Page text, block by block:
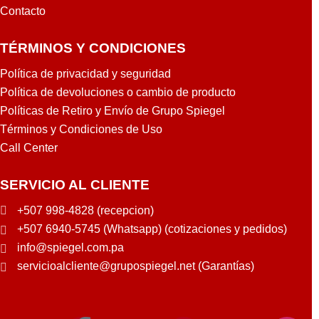
Contacto
TÉRMINOS Y CONDICIONES
Política de privacidad y seguridad
Política de devoluciones o cambio de producto
Políticas de Retiro y Envío de Grupo Spiegel
Términos y Condiciones de Uso
Call Center
SERVICIO AL CLIENTE
+507 998-4828 (recepcion)
+507 6940-5745 (Whatsapp) (cotizaciones y pedidos)
info@spiegel.com.pa
servicioalcliente@grupospiegel.net (Garantías)